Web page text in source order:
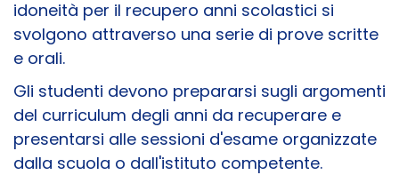
idoneità per il recupero anni scolastici si
svolgono attraverso una serie di prove scritte
e orali.
Gli studenti devono prepararsi sugli argomenti
del curriculum degli anni da recuperare e
presentarsi alle sessioni d'esame organizzate
dalla scuola o dall'istituto competente.